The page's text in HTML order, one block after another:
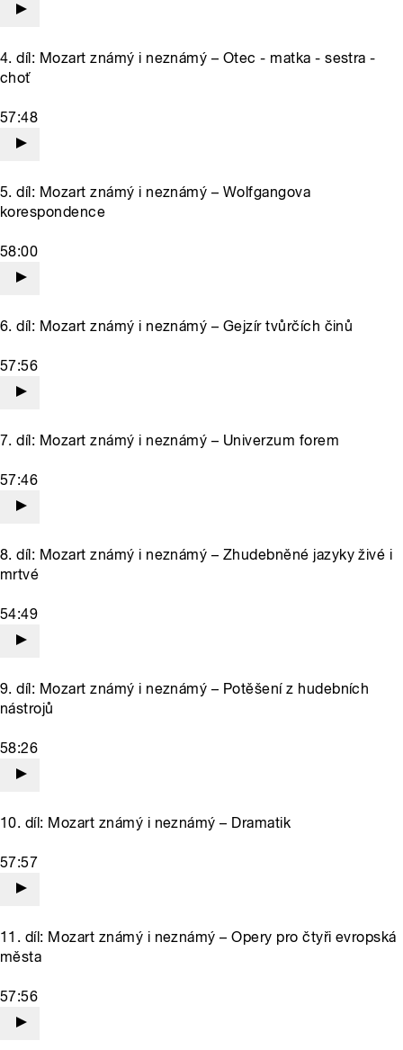
4. díl: Mozart známý i neznámý – Otec - matka - sestra -
choť
57:48
5. díl: Mozart známý i neznámý – Wolfgangova
korespondence
58:00
6. díl: Mozart známý i neznámý – Gejzír tvůrčích činů
57:56
7. díl: Mozart známý i neznámý – Univerzum forem
57:46
8. díl: Mozart známý i neznámý – Zhudebněné jazyky živé i
mrtvé
54:49
9. díl: Mozart známý i neznámý – Potěšení z hudebních
nástrojů
58:26
10. díl: Mozart známý i neznámý – Dramatik
57:57
11. díl: Mozart známý i neznámý – Opery pro čtyři evropská
města
57:56